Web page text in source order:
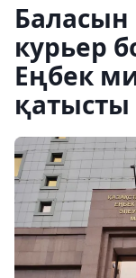
курьер
Еңбек
қатысты